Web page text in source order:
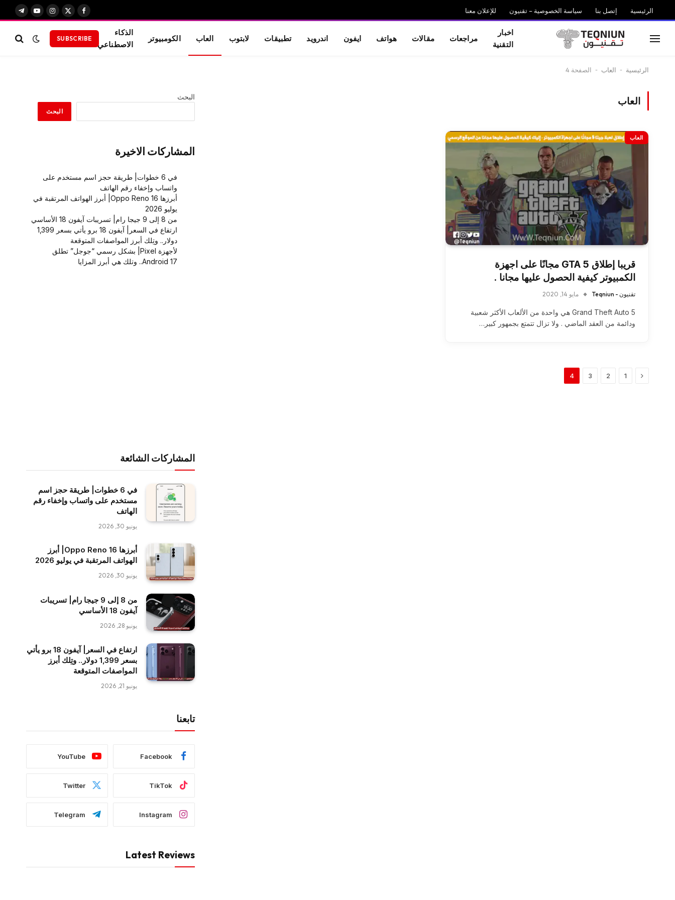
الرئيسية إتصل بنا سياسة الخصوصية – تقنيون للإعلان معنا
فيسبوك
X
الانستغرام
يوتيوبتيلقرام
اخبار
التقنية
مراجعات مقالات هواتف ايفون اندرويد تطبيقات لابتوب العاب الكومبيوتر
الذكاء
الاصطناعي
SUBSCRIBE
الرئيسية - العاب - الصفحة 4
العاب
العاب
قريبا إطلاق GTA 5 مجانًا على اجهزة
الكمبيوتر كيفية الحصول عليها مجانا .
تقنيون - Teqniun مايو 14, 2020
Grand Theft Auto 5 هي واحدة من الألعاب الأكثر شعبية
ودائمة من العقد الماضي . ولا تزال تتمتع بجمهور كبير…
السابق
1
2
3
4
البحث
البحث
المشاركات الاخيرة
في 6 خطوات| طريقة حجز اسم مستخدم على
واتساب وإخفاء رقم الهاتف
أبرزها Oppo Reno 16| أبرز الهواتف المرتقبة في
يوليو 2026
من 8 إلى 9 جيجا رام| تسريبات آيفون 18 الأساسي
ارتفاع في السعر| آيفون 18 برو يأتي بسعر 1,399
دولار.. وتِلك أبرز المواصفات المتوقعة
لأجهزة Pixel| بشكل رسمي “جوجل” تطلق
Android 17.. وتلك هي أبرز المزايا
المشاركات الشائعة
في 6 خطوات| طريقة حجز اسم
مستخدم على واتساب وإخفاء رقم
الهاتف
يونيو 30, 2026
أبرزها Oppo Reno 16| أبرز
الهواتف المرتقبة في يوليو 2026
يونيو 30, 2026
من 8 إلى 9 جيجا رام| تسريبات
آيفون 18 الأساسي
يونيو 28, 2026
ارتفاع في السعر| آيفون 18 برو يأتي
بسعر 1,399 دولار.. وتِلك أبرز
المواصفات المتوقعة
يونيو 21, 2026
تابعنا
Facebook
YouTube
TikTok
Twitter
Instagram
Telegram
Latest Reviews